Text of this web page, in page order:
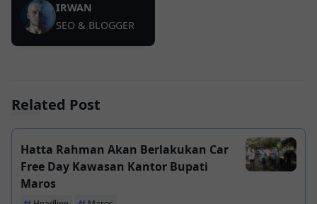
IRWAN
SEO & BLOGGER
Related Post
Hatta Rahman Akan Berlakukan Car
Free Day Kawasan Kantor Bupati
Maros